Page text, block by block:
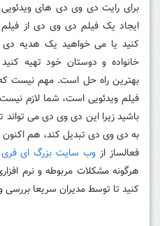
برای رایت دی وی دی های
ایجاد یک فیلم دی وی دی از فیلم
کنید یا می خواهید یک هدیه دی
خانواده و دوستان خود تهیه کنید
بهترین راه حل است. مهم نیست
فیلم ویدئویی است، شما لازم
به دی وی دی تبدیل کند، هم اکنون
فعالساز از وب سایت بزرگ ای فری
هرگونه مشکلات مربوطه و نرم
کنید تا توسط مدیران سریعا بررسی